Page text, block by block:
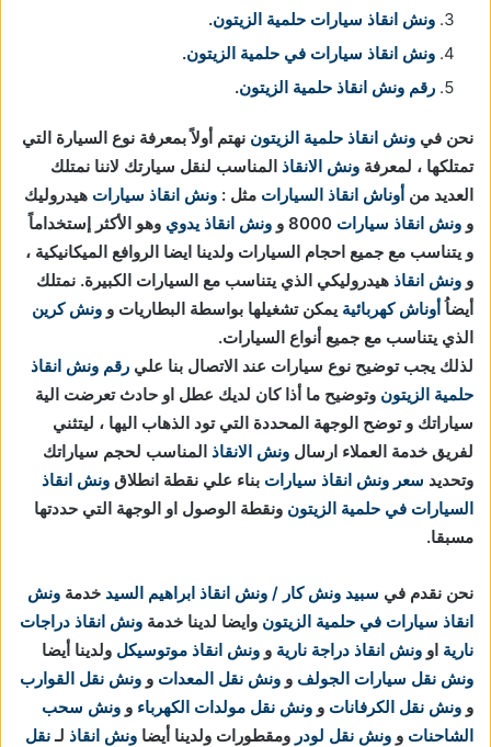
ونش انقاذ سيارات حلمية الزيتون.
ونش انقاذ سيارات في حلمية الزيتون.
رقم ونش انقاذ حلمية الزيتون.
نحن في ونش انقاذ حلمية الزيتون نهتم أولاً بمعرفة نوع السيارة التي
تمتلكها ، لمعرفة ونش الانقاذ المناسب لنقل سيارتك لاننا نمتلك
العديد من أوناش انقاذ السيارات مثل : ونش انقاذ سيارات هيدروليك
و ونش انقاذ سيارات ونش انقاذ يدوي وهو الأكثر إستخداماً
و يتناسب مع جميع احجام السيارات ولدينا ايضا الروافع الميكانيكية ،
و ونش انقاذ هيدروليكي الذي يتناسب مع السيارات الكبيرة. نمتلك
أيضاُأوناش كهربائية يمكن تشغيلها بواسطة البطاريات و ونش كرين
الذي يتناسب مع جميع أنواع السيارات.
لذلك يجب توضيح نوع سيارات عند الاتصال بنا علي رقم ونش انقاذ
حلمية الزيتون وتوضيح ما أذا كان لديك عطل او حادث تعرضت الية
سياراتك و توضح الوجهة المحددة التي تود الذهاب اليها ، ليتثني
لفريق خدمة العملاء ارسال ونش الانقاذ المناسب لحجم سياراتك
وتحديد سعر ونش انقاذ سيارات بناء علي نقطة انطلاق ونش انقاذ
السيارات في حلمية الزيتون ونقطة الوصول او الوجهة التي حددتها
مسبقا.
نحن نقدم في سبيد ونش كار / ونش انقاذ ابراهيم السيد خدمة ونش
انقاذ سيارات في حلمية الزيتون وايضا لدينا خدمة ونش انقاذ دراجات
نارية او ونش انقاذ دراجة نارية و ونش انقاذ موتوسيكل ولدينا أيضا
ونش نقل سيارات الجولف و ونش نقل المعدات و ونش نقل القوارب
و ونش نقل الكرفانات و ونش نقل مولدات الكهرباء و ونش سحب
الشاحنات و ونش نقل لودر ومقطورات ولدينا أيضا ونش انقاذ لـنقل